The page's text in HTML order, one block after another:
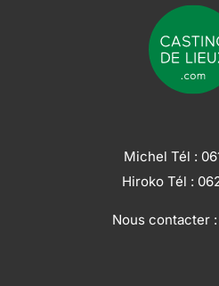
Michel Tél :
Hiroko Tél :
Nous contacter :